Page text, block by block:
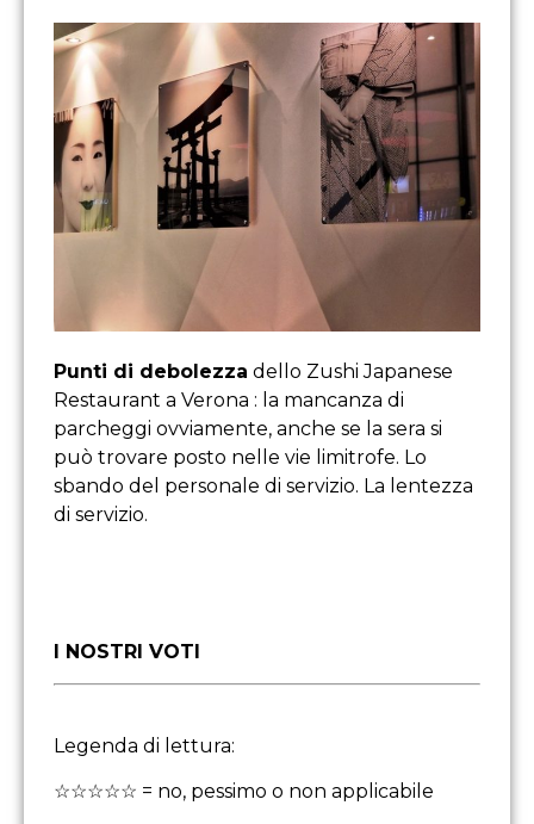
Punti di debolezza dello Zushi Japanese
Restaurant a Verona : la mancanza di
parcheggi ovviamente, anche se la sera si
può trovare posto nelle vie limitrofe. Lo
sbando del personale di servizio. La lentezza
di servizio.
I NOSTRI VOTI
Legenda di lettura:
☆☆☆☆☆ = no, pessimo o non applicabile